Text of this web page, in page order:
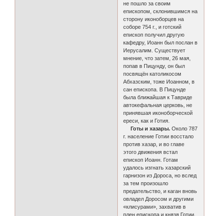
не пошло за своим
епископом, склонившимся на
сторону иконоборцев на
соборе 754 г., и готский
епископ получил другую
кафедру, Иоанн был послан в
Иерусалим. Существует
мнение, что затем, 26 мая,
попав в Пи­цунду, он был
посвящён католикосом
Абхазским, тоже Иоанном, в
сан епископа. В Пицунде
была ближайшая к Тавриде
автокефальная церковь, не
принявшая иконоборческой
ереси, как и Готия.
Готы и хазары. Около 787
г. население Готии восстало
против хазар, и во главе
этого движения встал
епископ Иоанн. Готам
удалось изгнать хазарский
гарнизон из Дороса, но вслед
за тем произошло
предательство, и каган вновь
овладел Доросом и другими
«клисурами», захватив в
плен епископа и князя Готии.